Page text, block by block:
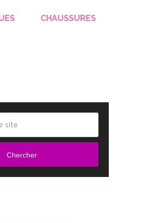
CHAUSSURES
Chercher